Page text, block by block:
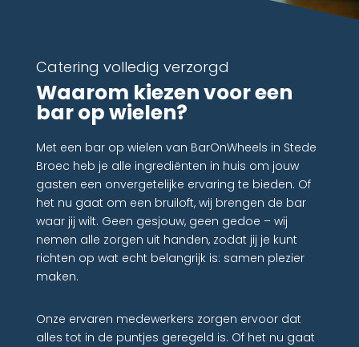
Catering volledig verzorgd
Waarom kiezen voor een
bar op wielen?
Met een bar op wielen van BarOnWheels in Stede
Broec heb je alle ingrediënten in huis om jouw
gasten een onvergetelijke ervaring te bieden. Of
het nu gaat om een bruiloft, wij brengen de bar
waar jij wilt. Geen gesjouw, geen gedoe – wij
nemen alle zorgen uit handen, zodat jij je kunt
richten op wat echt belangrijk is: samen plezier
maken.
Onze ervaren medewerkers zorgen ervoor dat
alles tot in de puntjes geregeld is. Of het nu gaat